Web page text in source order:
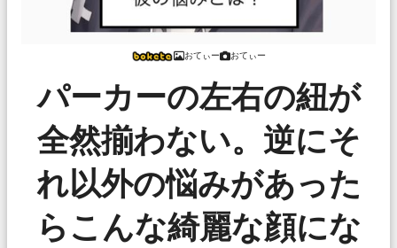
おてぃー おてぃー
パーカーの左右の紐が
全然揃わない。逆にそ
れ以外の悩みがあった
らこんな綺麗な顔にな